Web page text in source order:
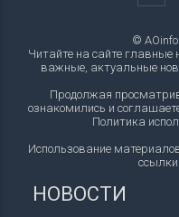
©
Читайте на сайте главные
важные, актуальные
Продолжая
ознакомились и
Политика
Использование
ссылки
НОВОСТИ